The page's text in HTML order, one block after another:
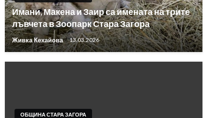
Имани, Макена и Заир са имената на трите
лъвчета в Зоопарк Стара Загора
Живка Кехайова 13.03.2026
ОБЩИНА СТАРА ЗАГОРА